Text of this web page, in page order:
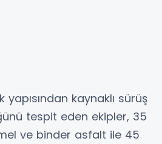
kaynaklı sürüş
tespit eden ekipler, 35
ve binder asfalt ile 45